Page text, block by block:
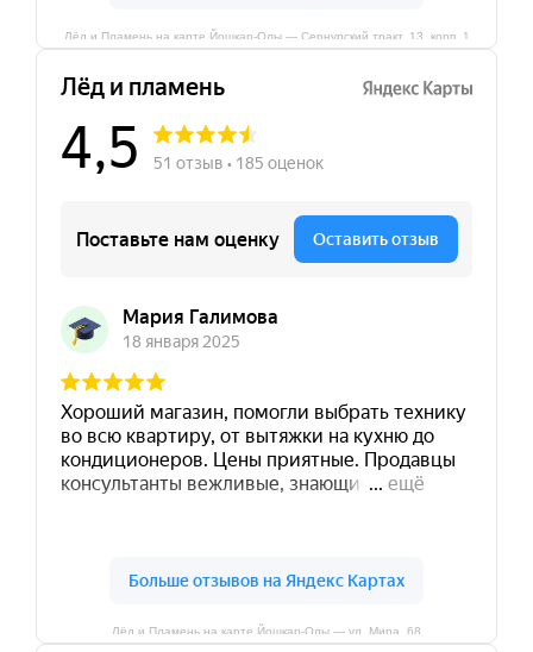
Лёд и Пламень на карте Йошкар‑Олы — Сернурский тракт, 13, корп. 1
Лёд и Пламень на карте Йошкар‑Олы — ул. Мира, 68